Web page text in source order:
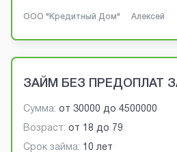
ООО "Кредитный Дом" Алексей
ЗАЙМ БЕЗ ПРЕДОПЛАТ
Сумма: от 30000 до 4500000
Возраст: от 18 до 79
Срок займа: 10 лет